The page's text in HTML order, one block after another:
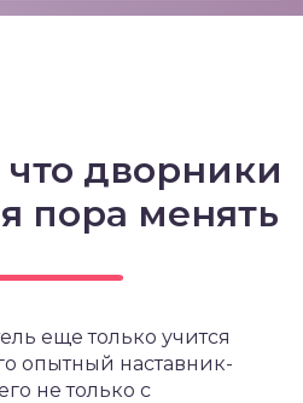
что дворники
пора менять
еще только учится
опытный наставник-
не только с